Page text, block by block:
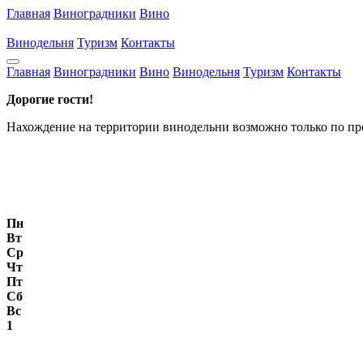
Главная Виноградники Вино
Винодельня Туризм Контакты
Главная Виноградники Вино Винодельня Туризм Контакты
Дорогие гости!
Нахождение на территории винодельни возможно только по
Пн
Вт
Ср
Чт
Пт
Сб
Вс
1